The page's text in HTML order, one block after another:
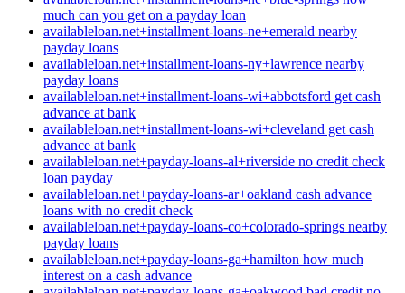
much can you get on a payday loan
availableloan.net+installment-loans-ne+emerald nearby
payday loans
availableloan.net+installment-loans-ny+lawrence nearby
payday loans
availableloan.net+installment-loans-wi+abbotsford get cash
advance at bank
availableloan.net+installment-loans-wi+cleveland get cash
advance at bank
availableloan.net+payday-loans-al+riverside no credit check
loan payday
availableloan.net+payday-loans-ar+oakland cash advance
loans with no credit check
availableloan.net+payday-loans-co+colorado-springs nearby
payday loans
availableloan.net+payday-loans-ga+hamilton how much
interest on a cash advance